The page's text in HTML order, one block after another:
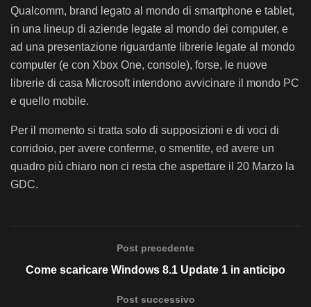
Qualcomm, brand legato al mondo di smartphone e tablet,
in una lineup di aziende legate al mondo dei computer, e
ad una presentazione riguardante librerie legate al mondo
computer (e con Xbox One, console), forse, le nuove
librerie di casa Microsoft intendono avvicinare il mondo PC
e quello mobile.
Per il momento si tratta solo di supposizioni e di voci di
corridoio, per avere conferme, o smentite, ed avere un
quadro più chiaro non ci resta che aspettare il 20 Marzo la
GDC.
Post precedente
Come scaricare Windows 8.1 Update 1 in anticipo
Post successivo